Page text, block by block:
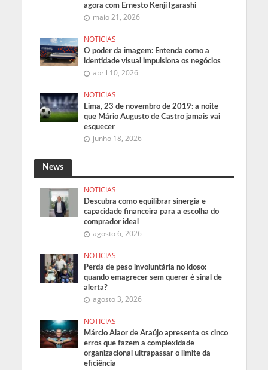
agora com Ernesto Kenji Igarashi
maio 21, 2026
NOTICIAS
O poder da imagem: Entenda como a
identidade visual impulsiona os negócios
abril 10, 2026
NOTICIAS
Lima, 23 de novembro de 2019: a noite
que Mário Augusto de Castro jamais vai
esquecer
junho 18, 2026
News
NOTICIAS
Descubra como equilibrar sinergia e
capacidade financeira para a escolha do
comprador ideal
agosto 6, 2026
NOTICIAS
Perda de peso involuntária no idoso:
quando emagrecer sem querer é sinal de
alerta?
agosto 3, 2026
NOTICIAS
Márcio Alaor de Araújo apresenta os cinco
erros que fazem a complexidade
organizacional ultrapassar o limite da
eficiência